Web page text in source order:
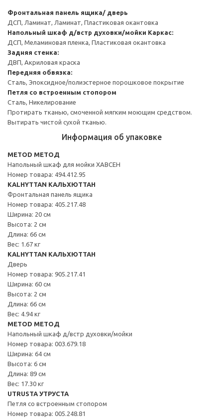
Фронтальная панель ящика/ дверь
ДСП, Ламинат, Ламинат, Пластиковая окантовка
Напольный шкаф д/встр духовки/мойки Каркас:
ДСП, Меламиновая пленка, Пластиковая окантовка
Задняя стенка:
ДВП, Акриловая краска
Передняя обвязка:
Сталь, Эпоксидное/полиэстерное порошковое покрытие
Петля со встроенным стопором
Сталь, Никелирование
Протирать тканью, смоченной мягким моющим средством.
Вытирать чистой сухой тканью.
Информация об упаковке
METOD МЕТОД
Напольный шкаф для мойки ХАВСЕН
Номер товара: 494.412.95
KALHYTTAN КАЛЬХЮТТАН
Фронтальная панель ящика
Номер товара: 405.217.48
Ширина: 20 см
Высота: 2 см
Длина: 66 см
Вес: 1.67 кг
KALHYTTAN КАЛЬХЮТТАН
Дверь
Номер товара: 905.217.41
Ширина: 60 см
Высота: 2 см
Длина: 66 см
Вес: 4.94 кг
METOD МЕТОД
Напольный шкаф д/встр духовки/мойки
Номер товара: 003.679.18
Ширина: 64 см
Высота: 6 см
Длина: 89 см
Вес: 17.30 кг
UTRUSTA УТРУСТА
Петля со встроенным стопором
Номер товара: 005.248.81